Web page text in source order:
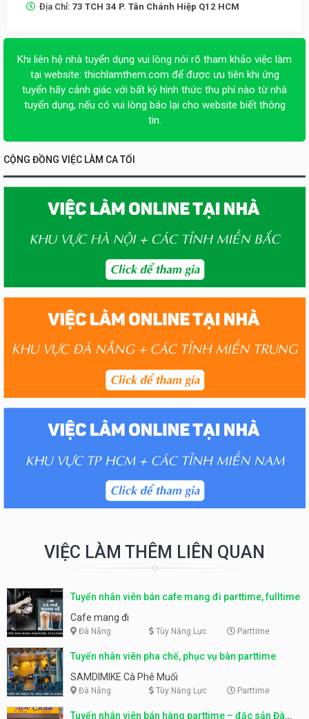
Địa Chỉ: 73 TCH 34 P. Tân Chánh Hiệp Q12 HCM
Khi liên hệ nhà tuyển dụng vui lòng nói rõ tham khảo việc làm
tại website: thichlamthem.com để được ưu tiên khi ứng
tuyển hãy cảnh giác với bất kỳ hình thức thu phí nào từ nhà
tuyển dụng, nếu có vui lòng báo lại cho website biết thông
tin.
CỘNG ĐỒNG VIỆC LÀM CA TỐI
VIỆC LÀM THÊM LIÊN QUAN
Tuyển nhân viên bán cafe mang đi parttime, fulltime
Cafe mang đi
Đà Nẵng Tùy Năng Lực Parttime
Tuyển nhân viên pha chế, phục vụ bàn parttime
SAMDIMIKE Cà Phê Muối
Đà Nẵng Tùy Năng Lực Parttime
Tuyển nhân viên bán hàng parttime – đặc sản Đà